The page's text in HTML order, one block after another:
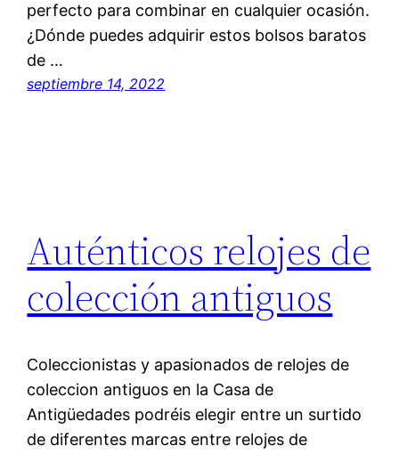
perfecto para combinar en cualquier ocasión.
¿Dónde puedes adquirir estos bolsos baratos
de …
septiembre 14, 2022
Auténticos relojes de
colección antiguos
Coleccionistas y apasionados de relojes de
coleccion antiguos en la Casa de
Antigüedades podréis elegir entre un surtido
de diferentes marcas entre relojes de